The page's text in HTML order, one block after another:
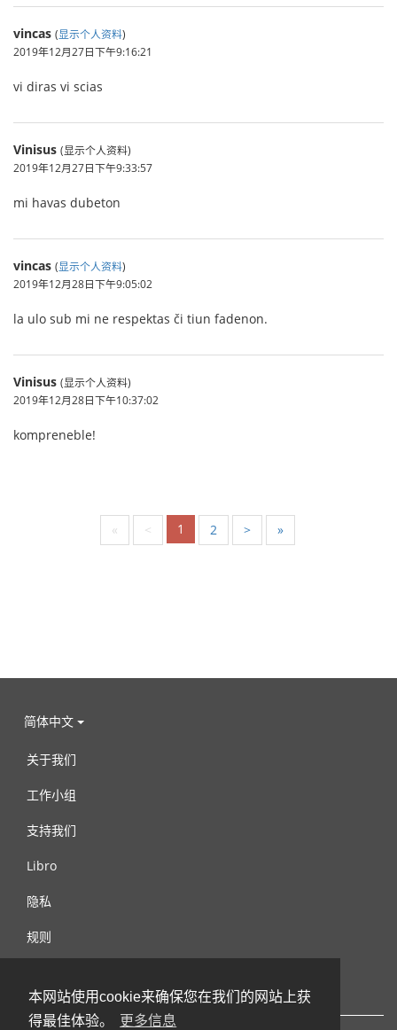
本网站使用cookie来确保您在我们的网站上获
得最佳体验。
更多信息
vincas (显示个人资料)
2019年12月27日下午9:16:21
vi diras vi scias
Vinisus (显示个人资料)
2019年12月27日下午9:33:57
mi havas dubeton
vincas (显示个人资料)
2019年12月28日下午9:05:02
la ulo sub mi ne respektas či tiun fadenon.
Vinisus (显示个人资料)
2019年12月28日下午10:37:02
kompreneble!
« < 1 2 > »
简体中文
关于我们
工作小组
支持我们
Libro
隐私
规则